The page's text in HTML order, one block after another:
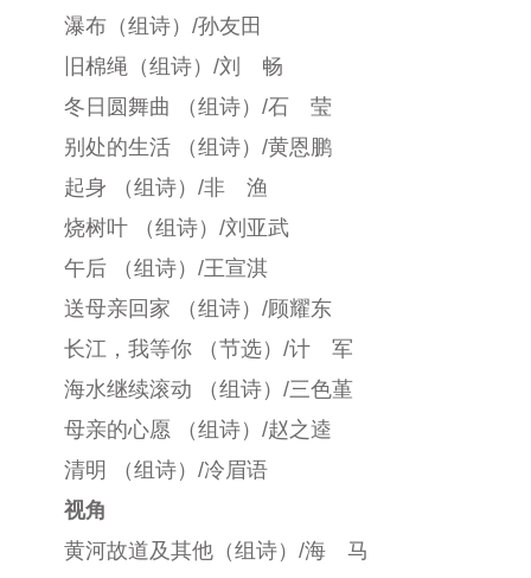
瀑布（组诗）/孙友田
旧棉绳（组诗）/刘 畅
冬日圆舞曲 （组诗）/石 莹
别处的生活 （组诗）/黄恩鹏
起身 （组诗）/非 渔
烧树叶 （组诗）/刘亚武
午后 （组诗）/王宣淇
送母亲回家 （组诗）/顾耀东
长江，我等你 （节选）/计 军
海水继续滚动 （组诗）/三色堇
母亲的心愿 （组诗）/赵之逵
清明 （组诗）/冷眉语
视角
黄河故道及其他（组诗）/海 马